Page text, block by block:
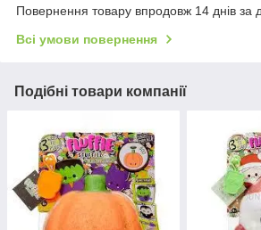
Повернення товару впродовж 14 днів за
Всі умови повернення
Подібні товари компанії